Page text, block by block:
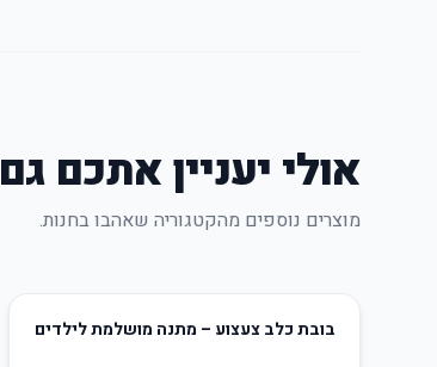
אולי יעניין אתכם גם
מוצרים נוספים מהקטגוריה שאהבו בחנות.
31%
בובת כלב צעצוע – מתנה מושלמת לילדים